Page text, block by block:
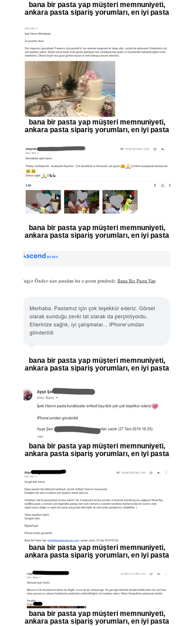
bana bir pasta yap müşteri memnuniyeti,
ankara pasta sipariş yorumları, en iyi pasta
bana bir pasta yap müşteri memnuniyeti,
ankara pasta sipariş yorumları, en iyi pasta
bana bir pasta yap müşteri memnuniyeti,
ankara pasta sipariş yorumları, en iyi pasta
bana bir pasta yap müşteri memnuniyeti,
ankara pasta sipariş yorumları, en iyi pasta
bana bir pasta yap müşteri memnuniyeti,
ankara pasta sipariş yorumları, en iyi pasta
bana bir pasta yap müşteri memnuniyeti,
ankara pasta sipariş yorumları, en iyi pasta
bana bir pasta yap müşteri memnuniyeti,
ankara pasta sipariş yorumları, en iyi pasta